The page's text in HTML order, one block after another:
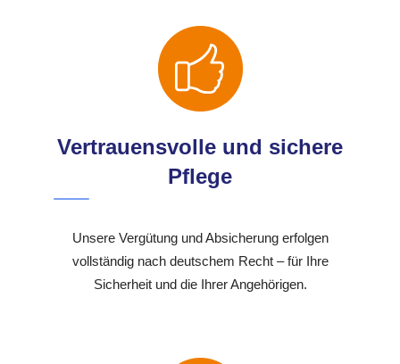
Vertrauensvolle und sichere
Pflege
Unsere Vergütung und Absicherung erfolgen
vollständig nach deutschem Recht – für Ihre
Sicherheit und die Ihrer Angehörigen.